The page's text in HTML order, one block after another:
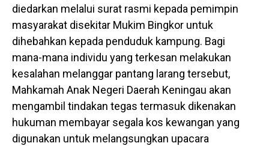
diedarkan melalui surat rasmi kepada pemimpin
masyarakat disekitar Mukim Bingkor untuk
dihebahkan kepada penduduk kampung. Bagi
mana-mana individu yang terkesan melakukan
kesalahan melanggar pantang larang tersebut,
Mahkamah Anak Negeri Daerah Keningau akan
mengambil tindakan tegas termasuk dikenakan
hukuman membayar segala kos kewangan yang
digunakan untuk melangsungkan upacara